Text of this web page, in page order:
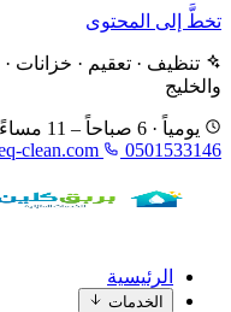
تخطَّ إلى المحتوى
تنظيف · تعقيم ·
والخليج
يومياً · 6 صباحاً – 11 مساءً · الطلب أونلاين 24 ساعة
clean.com
0501533146
الرئيسية
الخدمات